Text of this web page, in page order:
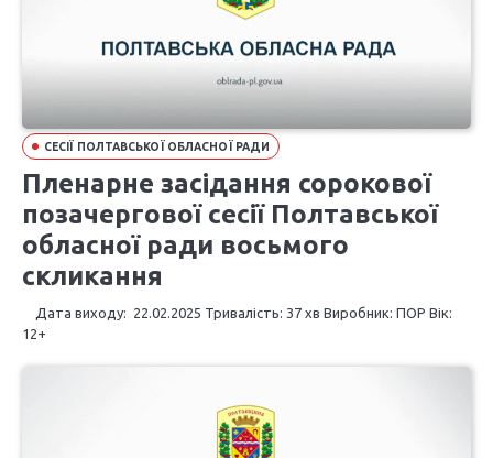
СЕСІЇ ПОЛТАВСЬКОЇ ОБЛАСНОЇ РАДИ
Пленарне засідання сорокової
позачергової сесії Полтавської
обласної ради восьмого
скликання
Дата виходу: 22.02.2025 Тривалість: 37 хв Виробник: ПОР Вік:
12+